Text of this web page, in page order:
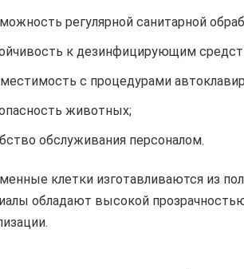
регулярной санитарной
к дезинфицирующим
с процедурами
животных;
обслуживания персоналом.
клетки изготавливаются из
обладают высокой